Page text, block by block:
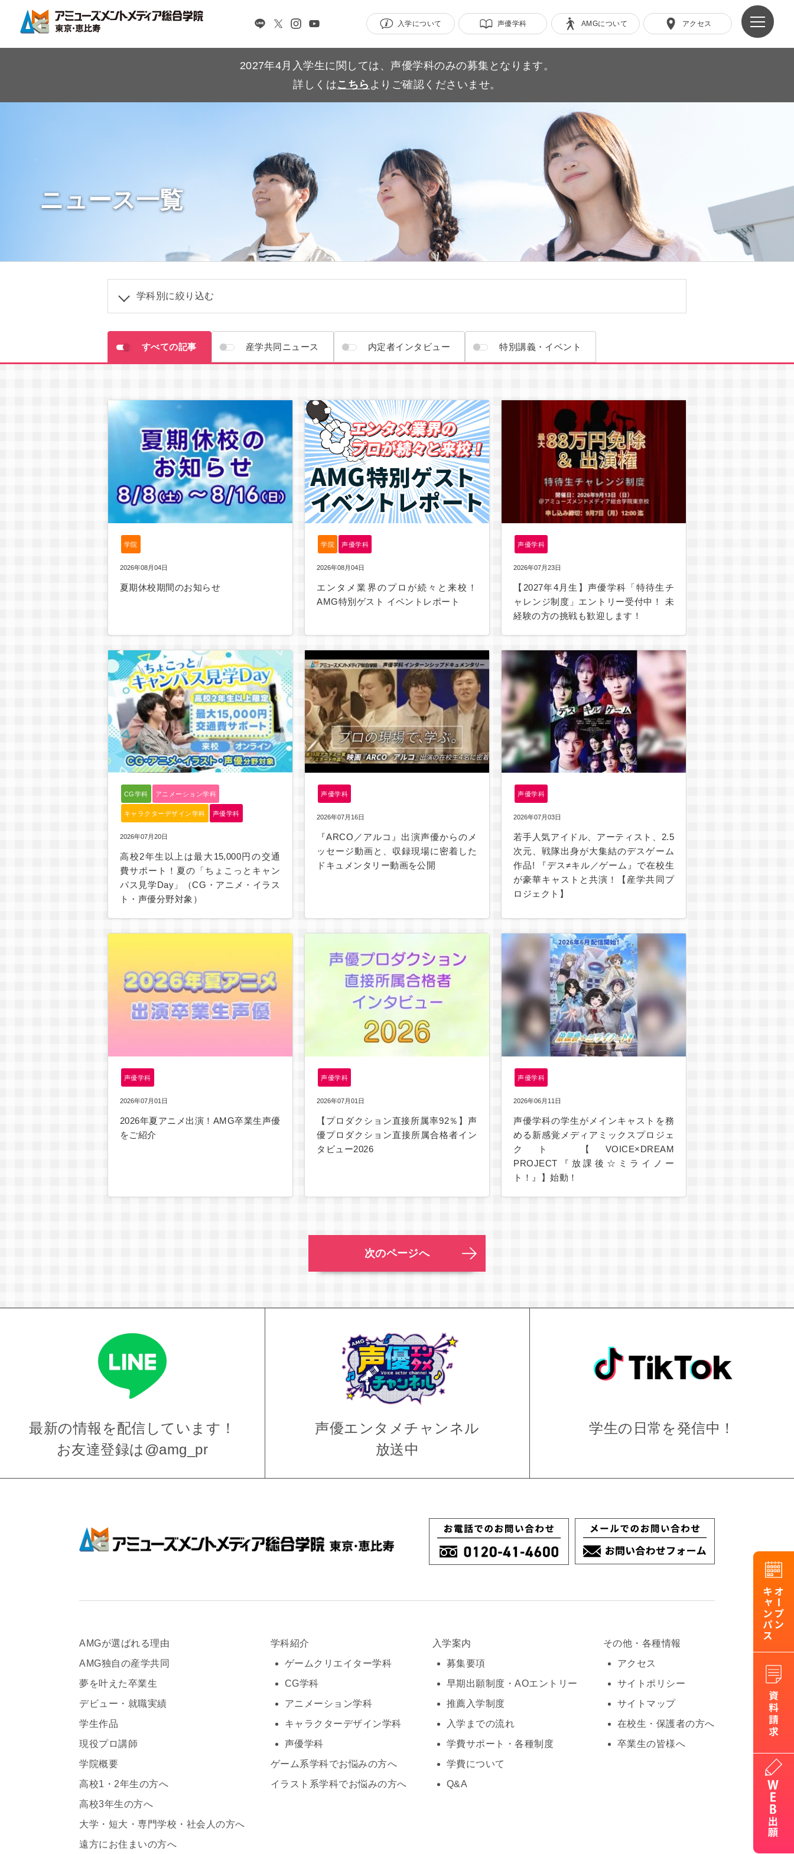
入学について 声優学科 AMGについて アクセス
2027年4月入学生に関しては、声優学科のみの募集となります。
詳しくはこちら よりご確認くださいませ。
ニュース一覧
学科別に絞り込む
学科共通 ゲームクリエイター学科
すべての記事 産学共同ニュース 内定者インタビュー 特別講義・イベント
学院
2026年08月04日
夏期休校期間のお知らせ
学院 声優学科
2026年08月04日
エンタメ業界のプロが続々と来校！
AMG特別ゲスト イベントレポート
声優学科
2026年07月23日
【2027年4月生】声優学科「特待生チ
ャレンジ制度」エントリー受付中！ 未
経験の方の挑戦も歓迎します！
CG学科 アニメーション学科
キャラクターデザイン学科 声優学科
2026年07月20日
高校2年生以上は最大15,000円の交通
費サポート！夏の「ちょこっとキャン
パス見学Day」（CG・アニメ・イラス
ト・声優分野対象）
声優学科
2026年07月16日
『ARCO／アルコ』出演声優からのメ
ッセージ動画と、収録現場に密着した
ドキュメンタリー動画を公開
声優学科
2026年07月03日
若手人気アイドル、アーティスト、2.5
次元、戦隊出身が大集結のデスゲーム
作品! 『デス≠キル／ゲーム』で在校⽣
が豪華キャストと共演！【産学共同プ
ロジェクト】
声優学科
2026年07月01日
2026年夏アニメ出演！AMG卒業生声優
をご紹介
声優学科
2026年07月01日
【プロダクション直接所属率92％】声
優プロダクション直接所属合格者イン
タビュー2026
声優学科
2026年06月11日
声優学科の学生がメインキャストを務
める新感覚メディアミックスプロジェ
クト 【VOICE×DREAM
PROJECT『放課後☆ミライノー
ト！』】始動！
次のページへ
最新の情報を配信しています！
お友達登録は @amg_pr
声優エンタメ チャンネル
放送中
学生の日常を発信中！
AMGが選ばれる理由
AMG独自の産学共同
夢を叶えた卒業生
デビュー・就職実績
学生作品
現役プロ講師
学院概要
高校1・2年生の方へ
高校3年生の方へ
大学・短大・専門学校・社会人の方へ
遠方にお住まいの方へ
学科紹介
ゲームクリエイター学科
CG学科
アニメーション学科
キャラクターデザイン学科
声優学科
ゲーム系学科でお悩みの方へ
イラスト系学科でお悩みの方へ
入学案内
募集要項
早期出願制度・AOエントリー
推薦入学制度
入学までの流れ
学費サポート・各種制度
学費について
Q&A
その他・各種情報
アクセス
サイトポリシー
サイトマップ
在校生・保護者の方へ
卒業生の皆様へ